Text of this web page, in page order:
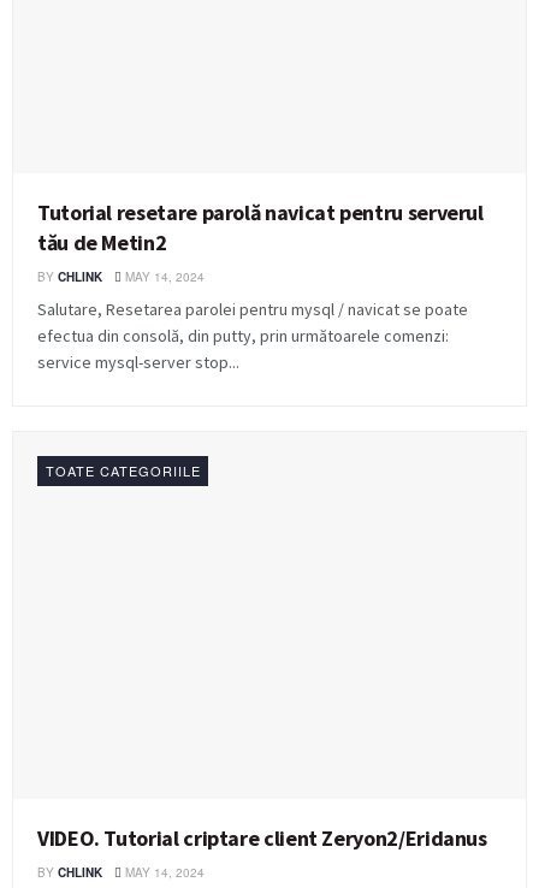
Tutorial resetare parolă navicat pentru serverul
tău de Metin2
BY CHLINK MAY 14, 2024
Salutare, Resetarea parolei pentru mysql / navicat se poate
efectua din consolă, din putty, prin următoarele comenzi:
service mysql-server stop...
TOATE CATEGORIILE
VIDEO. Tutorial criptare client Zeryon2/Eridanus
BY CHLINK MAY 14, 2024